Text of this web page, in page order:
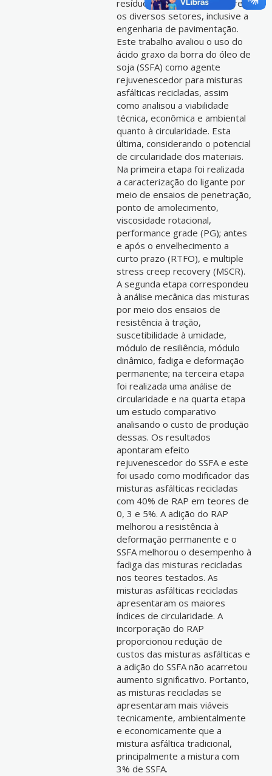
resíduos e subprodutos entre
os diversos setores, inclusive a
engenharia de pavimentação.
Este trabalho avaliou o uso do
ácido graxo da borra do óleo de
soja (SSFA) como agente
rejuvenescedor para misturas
asfálticas recicladas, assim
como analisou a viabilidade
técnica, econômica e ambiental
quanto à circularidade. Esta
última, considerando o potencial
de circularidade dos materiais.
Na primeira etapa foi realizada
a caracterização do ligante por
meio de ensaios de penetração,
ponto de amolecimento,
viscosidade rotacional,
performance grade (PG); antes
e após o envelhecimento a
curto prazo (RTFO), e multiple
stress creep recovery (MSCR).
A segunda etapa correspondeu
à análise mecânica das misturas
por meio dos ensaios de
resistência à tração,
suscetibilidade à umidade,
módulo de resiliência, módulo
dinâmico, fadiga e deformação
permanente; na terceira etapa
foi realizada uma análise de
circularidade e na quarta etapa
um estudo comparativo
analisando o custo de produção
dessas. Os resultados
apontaram efeito
rejuvenescedor do SSFA e este
foi usado como modificador das
misturas asfálticas recicladas
com 40% de RAP em teores de
0, 3 e 5%. A adição do RAP
melhorou a resistência à
deformação permanente e o
SSFA melhorou o desempenho à
fadiga das misturas recicladas
nos teores testados. As
misturas asfálticas recicladas
apresentaram os maiores
índices de circularidade. A
incorporação do RAP
proporcionou redução de
custos das misturas asfálticas e
a adição do SSFA não acarretou
aumento significativo. Portanto,
as misturas recicladas se
apresentaram mais viáveis
tecnicamente, ambientalmente
e economicamente que a
mistura asfáltica tradicional,
principalmente a mistura com
3% de SSFA.